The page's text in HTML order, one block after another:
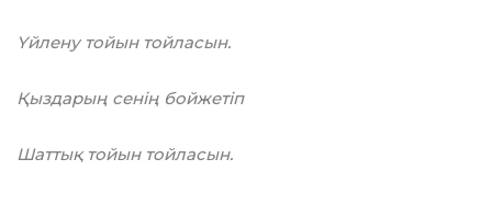
Үйлену тойын тойласын.
Қыздарың сенің бойжетіп
Шаттық тойын тойласын.